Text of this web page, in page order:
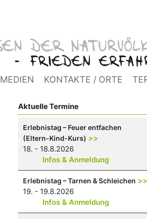
MEDIEN KONTAKTE / ORTE
Aktuelle Termine
Erlebnistag – Feuer entfachen
(Eltern-Kind-Kurs) >>
18. - 18.8.2026
Infos & Anmeldung
Erlebnistag – Tarnen & Schleichen >>
19. - 19.8.2026
Infos & Anmeldung